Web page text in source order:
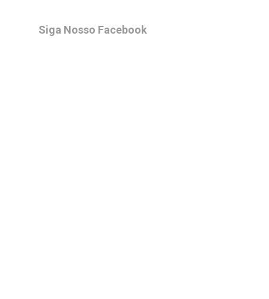
Siga Nosso Facebook